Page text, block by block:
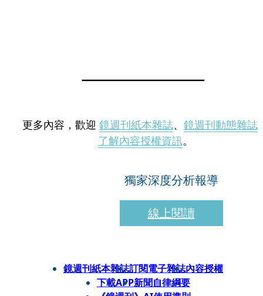
更多內容，歡迎 鏡週刊紙本雜誌、 鏡週刊動態雜誌
了解內容授權資訊。
獨家深度分析報導
線上閱讀
鏡週刊紙本雜誌訂閱電子雜誌內容授權
下載APP新聞自律綱要